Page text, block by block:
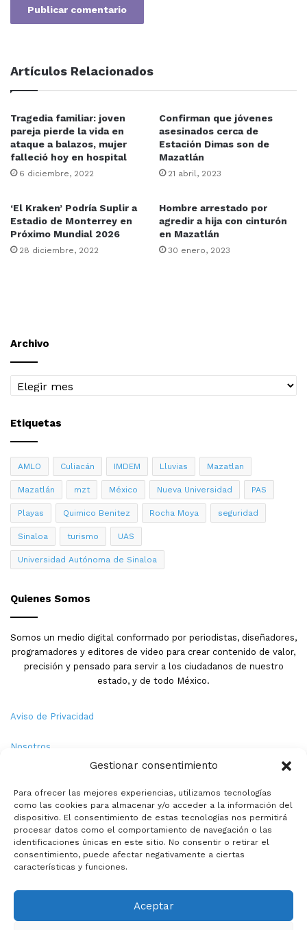
Gestionar consentimiento
Para ofrecer las mejores experiencias, utilizamos tecnologías
como las cookies para almacenar y/o acceder a la información del
dispositivo. El consentimiento de estas tecnologías nos permitirá
procesar datos como el comportamiento de navegación o las
identificaciones únicas en este sitio. No consentir o retirar el
consentimiento, puede afectar negativamente a ciertas
características y funciones.
Aceptar
Artículos Relacionados
Tragedia familiar: joven
pareja pierde la vida en
ataque a balazos, mujer
falleció hoy en hospital
6 diciembre, 2022
Confirman que jóvenes
asesinados cerca de
Estación Dimas son de
Mazatlán
21 abril, 2023
‘El Kraken’ Podría Suplir a
Estadio de Monterrey en
Próximo Mundial 2026
28 diciembre, 2022
Hombre arrestado por
agredir a hija con cinturón
en Mazatlán
30 enero, 2023
Archivo
Archivo
Etiquetas
AMLO Culiacán IMDEM Lluvias Mazatlan
Mazatlán mzt México Nueva Universidad PAS
Playas Quimico Benitez Rocha Moya seguridad
Sinaloa turismo UAS
Universidad Autónoma de Sinaloa
Quienes Somos
Somos un medio digital conformado por periodistas, diseñadores,
programadores y editores de video para crear contenido de valor,
precisión y pensado para servir a los ciudadanos de nuestro
estado, y de todo México.
Aviso de Privacidad
Nosotros
Política de Cookies
Contacto